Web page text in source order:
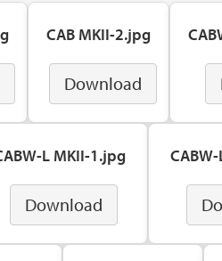
CAB MKII-2.jpg
Download
L MKII-1.jpg
Download